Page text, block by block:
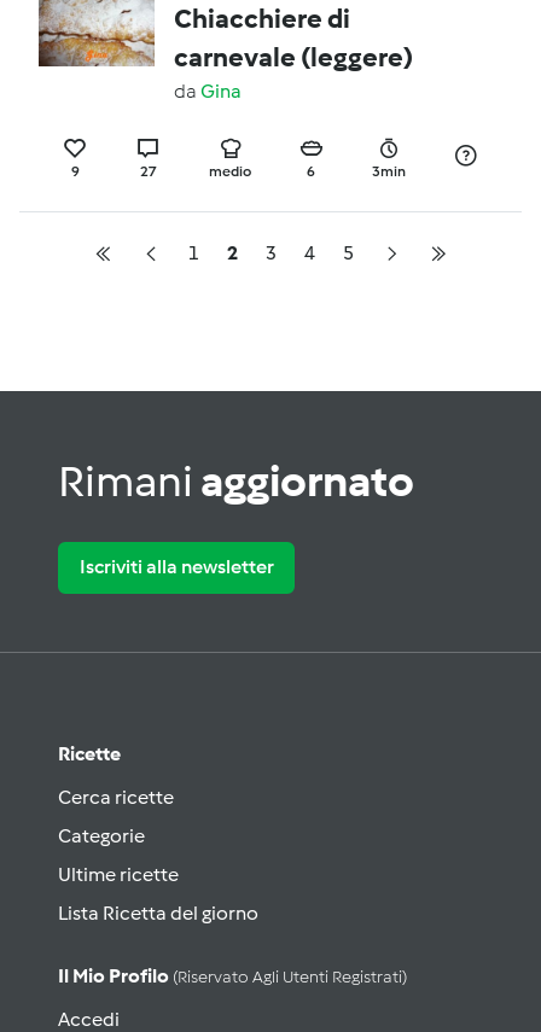
Chiacchiere di
carnevale (leggere)
da Gina
9 27 medio 6 3min
1 2 3 4 5
Rimani aggiornato
Iscriviti alla newsletter
Ricette
Cerca ricette
Categorie
Ultime ricette
Lista Ricetta del giorno
Il Mio Profilo (riservato Agli Utenti Registrati)
Accedi